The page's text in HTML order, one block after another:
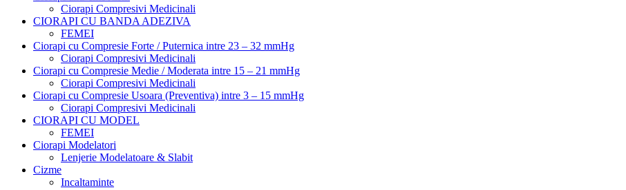
Ciorapi Compresivi Medicinali
CIORAPI CU BANDA ADEZIVA
FEMEI
Ciorapi cu Compresie Forte / Puternica intre 23 – 32 mmHg
Ciorapi Compresivi Medicinali
Ciorapi cu Compresie Medie / Moderata intre 15 – 21 mmHg
Ciorapi Compresivi Medicinali
Ciorapi cu Compresie Usoara (Preventiva) intre 3 – 15 mmHg
Ciorapi Compresivi Medicinali
CIORAPI CU MODEL
FEMEI
Ciorapi Modelatori
Lenjerie Modelatoare & Slabit
Cizme
Incaltaminte